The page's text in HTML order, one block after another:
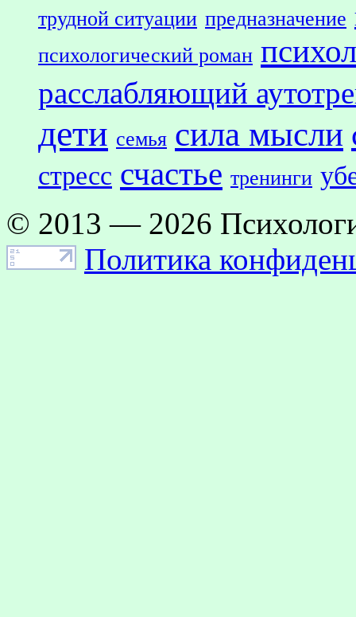
трудной ситуации предназначение
психологический роман
расслабляющий
дети семья сила мысли
стресс счастье тренинги
© 2013 — 2026
Политика